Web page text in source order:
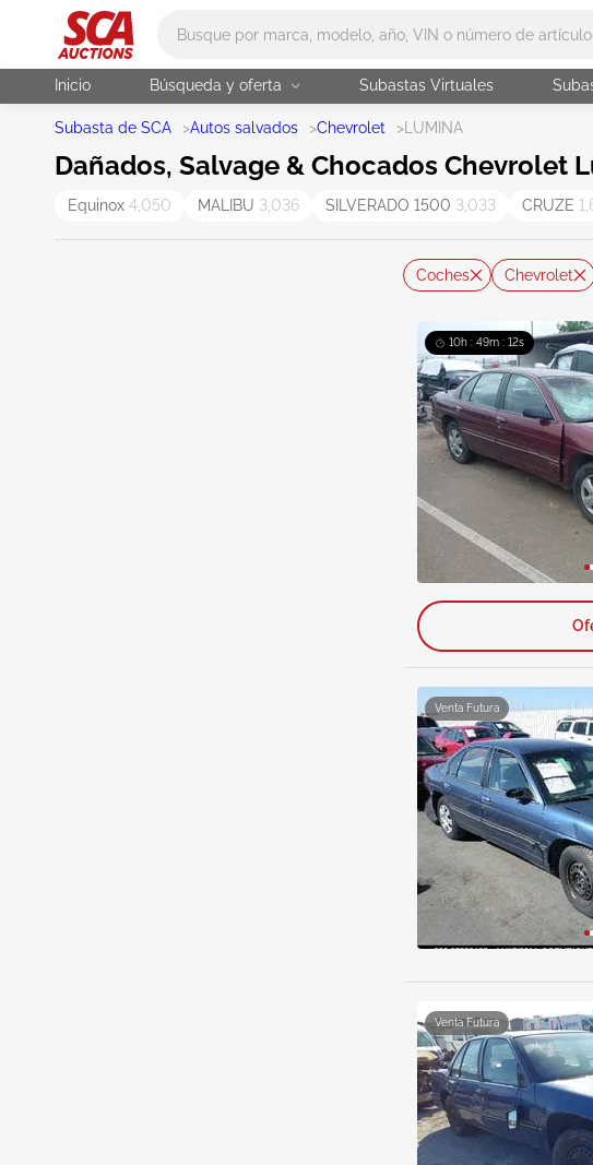
Inicio Búsqueda y oferta Subastas Virtuales
Subasta de SCA >Autos salvados >Chevrolet > LUMINA
Dañados, Salvage & Chocados Chevrolet
Equinox 4,050 MALIBU 3,036 SILVERADO 1500 3,033 CRUZE
Coches Chevrolet
10h : 49m : 10s
Venta Futura
Venta Futura